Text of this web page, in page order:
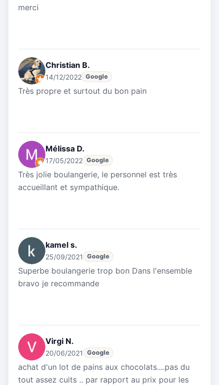
merci
Christian B.
14/12/2022 Google
Très propre et surtout du bon pain
Mélissa D.
17/05/2022 Google
Très jolie boulangerie, le personnel est très
accueillant et sympathique.
kamel s.
25/09/2021 Google
Superbe boulangerie trop bon Dans l'ensemble
bravo je recommande
Virgi N.
20/06/2021 Google
achat d'un lot de pains aux chocolats....pas du
tout assez cuits .. par rapport au prix pour les